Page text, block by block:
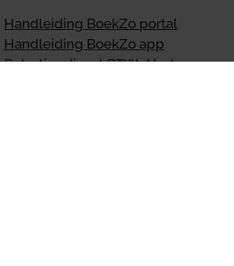
Handleiding BoekZo portal
Handleiding BoekZo app
Belastingdienst BTW-Alert app